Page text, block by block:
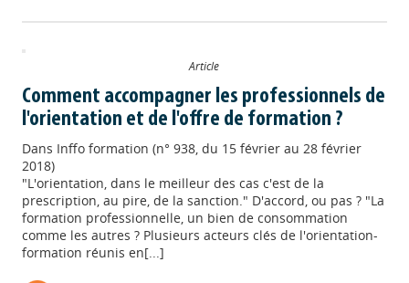
Article
Comment accompagner les professionnels de
l'orientation et de l'offre de formation ?
Dans Inffo formation (n° 938, du 15 février au 28 février
2018)
"L'orientation, dans le meilleur des cas c'est de la
prescription, au pire, de la sanction." D'accord, ou pas ? "La
formation professionnelle, un bien de consommation
comme les autres ? Plusieurs acteurs clés de l'orientation-
formation réunis en[...]